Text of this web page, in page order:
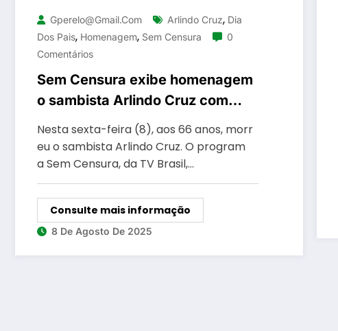
Gperelo@gmail.com Arlindo Cruz, Dia
Dos Pais, Homenagem, Sem Censura
0
Comentários
Sem Censura exibe homenagem
o sambista Arlindo Cruz com
foco no Dia dos Pais
Nesta sexta-feira (8), aos 66 anos, morr
eu o sambista Arlindo Cruz. O program
a Sem Censura, da TV Brasil,…
Consulte mais informação
8 De Agosto De 2025